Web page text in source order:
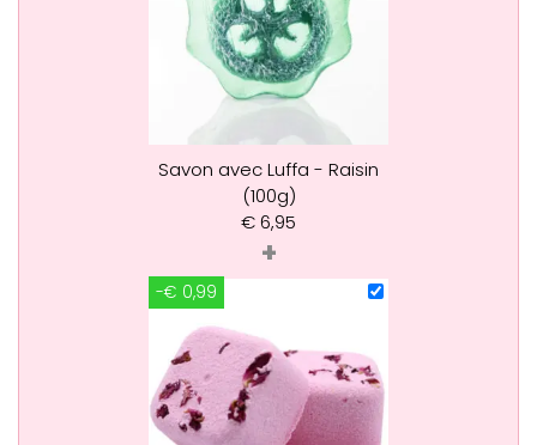
Savon avec Luffa - Raisin
(100g)
€6,95
+
-€ 0,99